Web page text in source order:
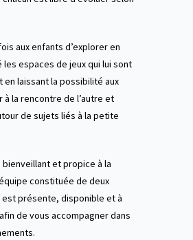
aux enfants d’explorer en
espaces de jeux qui lui sont
laissant la possibilité aux
à la rencontre de l’autre et
de sujets liés à la petite
bienveillant et propice à la
constituée de deux
présente, disponible et à
de vous accompagner dans